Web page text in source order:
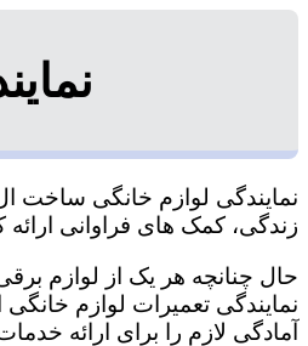
نمایندگی لوازم خانگی ساخت
زندگی، کمک های فراوانی ارائه کنند.09221241597
حال چنانچه هر یک از لوازم
نمایندگی تعمیرات لوازم
آمادگی لازم را برای ارائه